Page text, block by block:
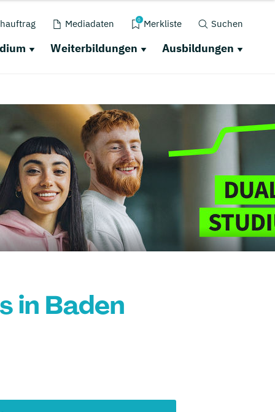
Mediadaten 0 Merkliste Suchen
Weiterbildungen Ausbildungen
in Baden